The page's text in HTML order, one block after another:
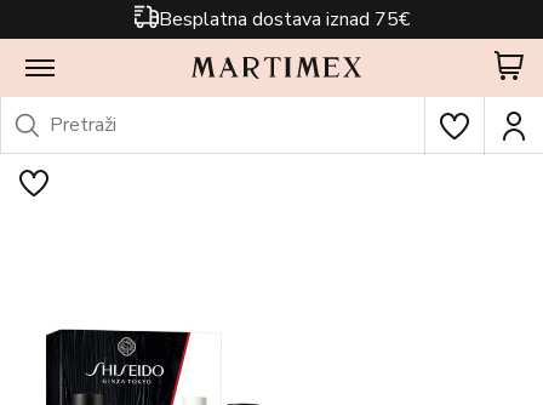
Besplatna dostava iznad 75€